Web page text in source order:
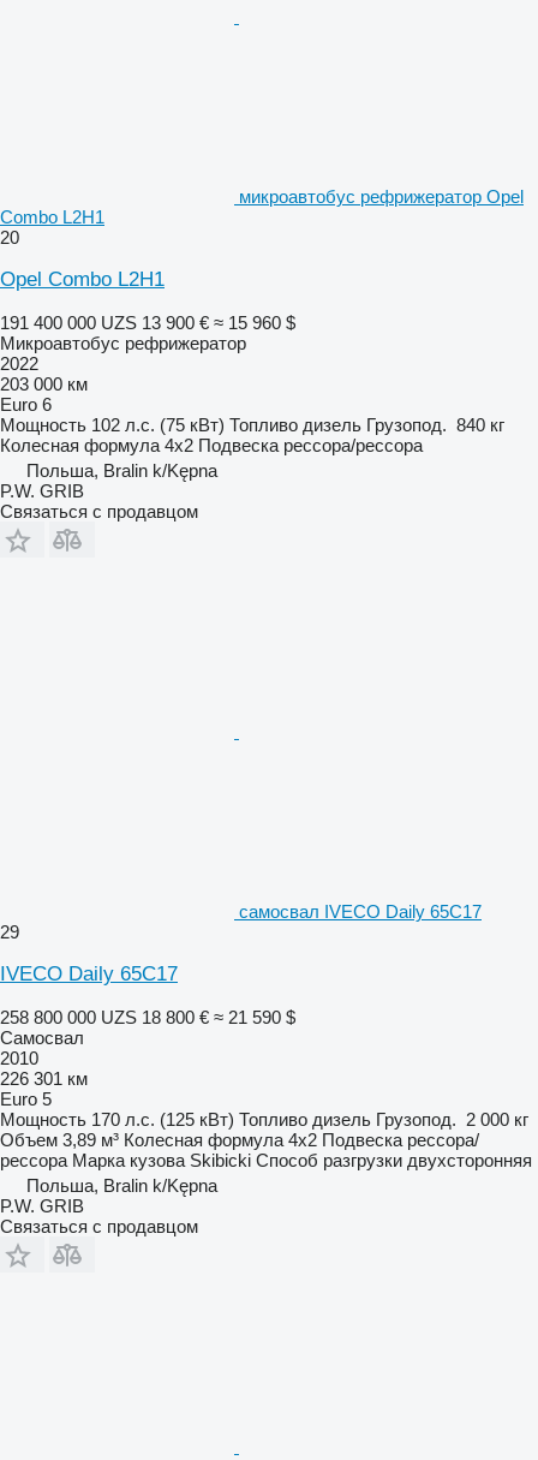
микроавтобус рефрижератор Opel
Combo L2H1
20
Opel Combo L2H1
191 400 000 UZS 13 900 € ≈ 15 960 $
Микроавтобус рефрижератор
2022
203 000 км
Euro 6
Мощность 102 л.с. (75 кВт) Топливо дизель Грузопод. 840 кг
Колесная формула 4x2 Подвеска рессора/рессора
Польша, Bralin k/Kępna
P.W. GRIB
Связаться с продавцом
самосвал IVECO Daily 65C17
29
IVECO Daily 65C17
258 800 000 UZS 18 800 € ≈ 21 590 $
Самосвал
2010
226 301 км
Euro 5
Мощность 170 л.с. (125 кВт) Топливо дизель Грузопод. 2 000 кг
Объем 3,89 м³ Колесная формула 4x2 Подвеска рессора/
рессора Марка кузова Skibicki Способ разгрузки двухсторонняя
Польша, Bralin k/Kępna
P.W. GRIB
Связаться с продавцом